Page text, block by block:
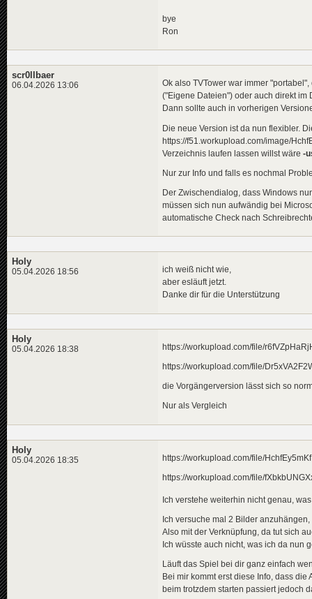
bye
Ron
scr0llbaer
06.04.2026 13:06
Ok also TVTower war immer
("Eigene Dateien") oder auch direkt im
Dann sollte auch in vorherigen
Die neue Version ist da nun flexibler.
https://f51.workupload.com/image/
Verzeichnis laufen lassen willst wäre -
Nur zur Info und falls es nochmal
Der Zwischendialog, dass Windows
müssen sich nun aufwändig bei
automatische Check nach
Holy
05.04.2026 18:56
ich weiß nicht wie,
aber esläuft jetzt.
Danke dir für die Unterstützung
Holy
05.04.2026 18:38 https://workupload.com/file/
https://workupload.com/file/
die Vorgängerversion lässt sich so
Nur als Vergleich
Holy
05.04.2026 18:35 https://workupload.com/file/
https://workupload.com/file/
Ich verstehe weiterhin nicht genau,
Ich versuche mal 2 Bilder
Also mit der Verknüpfung, da tut sich
Ich wüsste auch nicht, was ich da nun
Läuft das Spiel bei dir ganz einfach
Bei mir kommt erst diese Info, dass die
beim trotzdem starten passiert jedoch